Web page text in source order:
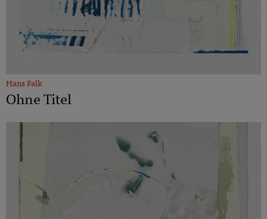
Hans Falk
Ohne Titel